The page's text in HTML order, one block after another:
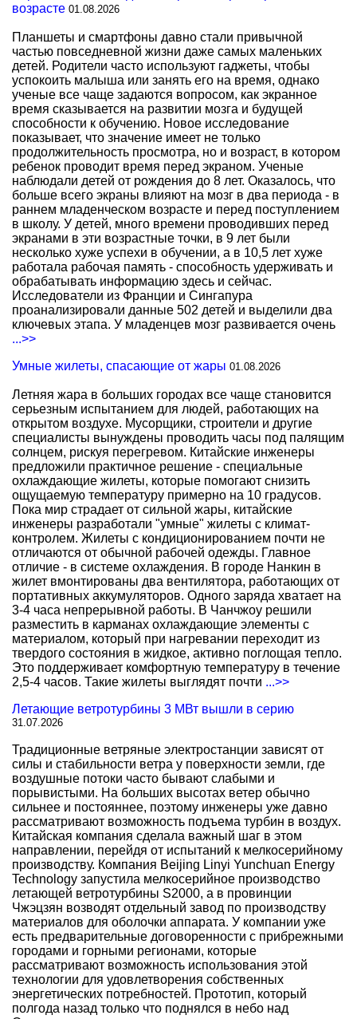
возрасте 01.08.2026
Планшеты и смартфоны давно стали привычной
частью повседневной жизни даже самых маленьких
детей. Родители часто используют гаджеты, чтобы
успокоить малыша или занять его на время, однако
ученые все чаще задаются вопросом, как экранное
время сказывается на развитии мозга и будущей
способности к обучению. Новое исследование
показывает, что значение имеет не только
продолжительность просмотра, но и возраст, в котором
ребенок проводит время перед экраном. Ученые
наблюдали детей от рождения до 8 лет. Оказалось, что
больше всего экраны влияют на мозг в два периода - в
раннем младенческом возрасте и перед поступлением
в школу. У детей, много времени проводивших перед
экранами в эти возрастные точки, в 9 лет были
несколько хуже успехи в обучении, а в 10,5 лет хуже
работала рабочая память - способность удерживать и
обрабатывать информацию здесь и сейчас.
Исследователи из Франции и Сингапура
проанализировали данные 502 детей и выделили два
ключевых этапа. У младенцев мозг развивается очень
...>>
Умные жилеты, спасающие от жары 01.08.2026
Летняя жара в больших городах все чаще становится
серьезным испытанием для людей, работающих на
открытом воздухе. Мусорщики, строители и другие
специалисты вынуждены проводить часы под палящим
солнцем, рискуя перегревом. Китайские инженеры
предложили практичное решение - специальные
охлаждающие жилеты, которые помогают снизить
ощущаемую температуру примерно на 10 градусов.
Пока мир страдает от сильной жары, китайские
инженеры разработали "умные" жилеты с климат-
контролем. Жилеты с кондиционированием почти не
отличаются от обычной рабочей одежды. Главное
отличие - в системе охлаждения. В городе Нанкин в
жилет вмонтированы два вентилятора, работающих от
портативных аккумуляторов. Одного заряда хватает на
3-4 часа непрерывной работы. В Чанчжоу решили
разместить в карманах охлаждающие элементы с
материалом, который при нагревании переходит из
твердого состояния в жидкое, активно поглощая тепло.
Это поддерживает комфортную температуру в течение
2,5-4 часов. Такие жилеты выглядят почти ...>>
Летающие ветротурбины 3 МВт вышли в серию
31.07.2026
Традиционные ветряные электростанции зависят от
силы и стабильности ветра у поверхности земли, где
воздушные потоки часто бывают слабыми и
порывистыми. На больших высотах ветер обычно
сильнее и постояннее, поэтому инженеры уже давно
рассматривают возможность подъема турбин в воздух.
Китайская компания сделала важный шаг в этом
направлении, перейдя от испытаний к мелкосерийному
производству. Компания Beijing Linyi Yunchuan Energy
Technology запустила мелкосерийное производство
летающей ветротурбины S2000, а в провинции
Чжэцзян возводят отдельный завод по производству
материалов для оболочки аппарата. У компании уже
есть предварительные договоренности с прибрежными
городами и горными регионами, которые
рассматривают возможность использования этой
технологии для удовлетворения собственных
энергетических потребностей. Прототип, который
полгода назад только что поднялся в небо над